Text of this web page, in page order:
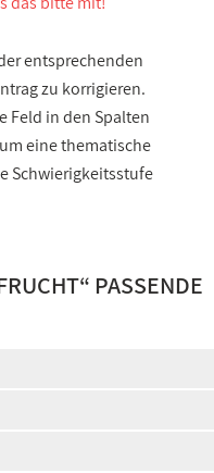
entsprechenden
zu korrigieren.
Feld in den Spalten
eine thematische
Schwierigkeitsstufe
“ PASSENDE